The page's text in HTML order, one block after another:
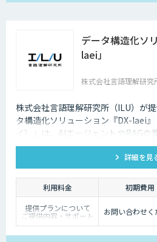
データ構造化ソ
laei」
株式会社言語理解研究
株式会社言語理解研究所（ILU）が
タ構造化ソリューション『DX-laei
イ）」は、AIエージェントやRAGの
る「回答精度の低さ」や「利用者に
る」といった運用上の問題に対し、
処理技術でアプローチします。 「
の構造化処理に加え、ユーザーの質
し、最適な検索クエリへ変換する機
より、生成AIの精度を左右する“入力
備”の両面から、RAGやAIエージェ
ます。
詳細を見
利用料金 初期費用
提供プランについて
ご提供内容・サポート
範囲の違いに応じて、
お問い合わせく